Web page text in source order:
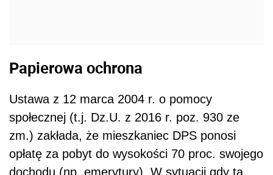
Papierowa ochrona
Ustawa z 12 marca 2004 r. o pomocy
społecznej (t.j. Dz.U. z 2016 r. poz. 930 ze
zm.) zakłada, że mieszkaniec DPS ponosi
opłatę za pobyt do wysokości 70 proc. swojego
dochodu (np. emerytury). W sytuacji gdy ta